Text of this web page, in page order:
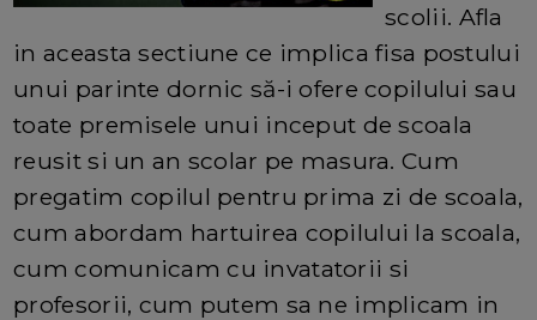
scolii. Afla
in aceasta sectiune ce implica fisa postului
unui parinte dornic să-i ofere copilului sau
toate premisele unui inceput de scoala
reusit si un an scolar pe masura. Cum
pregatim copilul pentru prima zi de scoala,
cum abordam hartuirea copilului la scoala,
cum comunicam cu invatatorii si
profesorii, cum putem sa ne implicam in